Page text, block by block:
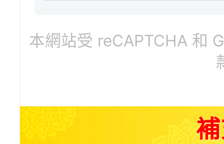
本網站受 reCAPTCHA 和